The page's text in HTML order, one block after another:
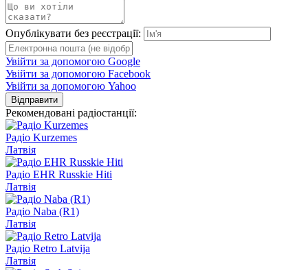
Опублікувати без реєстрації:
Увійти за допомогою Google
Увійти за допомогою Facebook
Увійти за допомогою Yahoo
Відправити
Рекомендовані радіостанції:
Радіо Kurzemes
Латвія
Радіо EHR Russkie Hiti
Латвія
Радіо Naba (R1)
Латвія
Радіо Retro Latvija
Латвія